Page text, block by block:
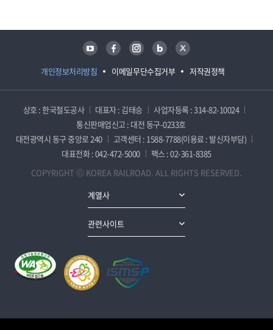
개인정보처리방침 이메일무단수집거부 저작권정책
유튜브 페이스북 인스타그램 블로그 트위터
상호 : 한국철도공사 대표자 : 김태승
사업자등록 : 314-82-10024
통신판매업신고 : 대전 동구-0233호
대전광역시 동구 중앙로 240
고객센터 : 1588-7788(이용료 : 발신자부담)
대표전화 : 042-472-5000
팩스 : 02-361-8385
COPYRIGHT ⓒ KOREA RAILROAD. ALL RIGHTS RESERVED.
계열사
관련사이트